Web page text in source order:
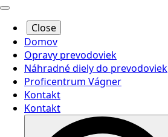
Close
Domov
Opravy prevodoviek
Náhradné diely do prevodoviek
Proficentrum Vágner
Kontakt
Kontakt